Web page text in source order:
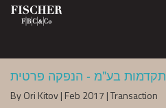
בע"מ - הנפקה פרטית
By Ori Kitov | Feb 2017 | Transaction